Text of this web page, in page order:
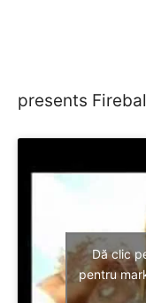
video:
presents
Dă clic
pentru